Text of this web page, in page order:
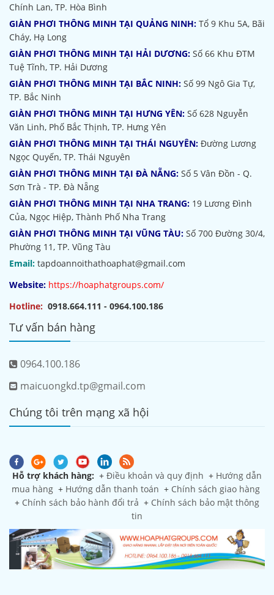
Chính Lan, TP. Hòa Bình
GIÀN PHƠI THÔNG MINH TẠI QUẢNG NINH: Tổ 9 Khu 5A, Bãi
Cháy, Hạ Long
GIÀN PHƠI THÔNG MINH TẠI HẢI DƯƠNG: Số 66 Khu ĐTM
Tuệ Tĩnh, TP. Hải Dương
GIÀN PHƠI THÔNG MINH TẠI BẮC NINH: Số 99 Ngô Gia Tự,
TP. Bắc Ninh
GIÀN PHƠI THÔNG MINH TẠI HƯNG YÊN: Số 628 Nguyễn
Văn Linh, Phố Bắc Thịnh, TP. Hưng Yên
GIÀN PHƠI THÔNG MINH TẠI THÁI NGUYÊN: Đường Lương
Ngọc Quyến, TP. Thái Nguyên
GIÀN PHƠI THÔNG MINH TẠI ĐÀ NẴNG: Số 5 Vân Đồn - Q.
Sơn Trà - TP. Đà Nẵng
GIÀN PHƠI THÔNG MINH TẠI NHA TRANG: 19 Lương Đình
Của, Ngọc Hiệp, Thành Phố Nha Trang
GIÀN PHƠI THÔNG MINH TẠI VŨNG TÀU: Số 700 Đường 30/4,
Phường 11, TP. Vũng Tàu
Email: tapdoannoithathoaphat@gmail.com
Website: https://hoaphatgroups.com/
Hotline: 0918.664.111 - 0964.100.186
Tư vấn bán hàng
0964.100.186
maicuongkd.tp@gmail.com
Chúng tôi trên mạng xã hội
Hỗ trợ khách hàng: + Điều khoản và quy định + Hướng dẫn
mua hàng + Hướng dẫn thanh toán + Chính sách giao hàng
+ Chính sách bảo hành đổi trả + Chính sách bảo mật thông
tin